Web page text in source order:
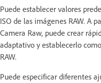
Puede establecer valores
ISO de las imágenes RAW. A
Camera Raw, puede crear
adaptativo y establecerlo
RAW.
Puede especificar diferentes